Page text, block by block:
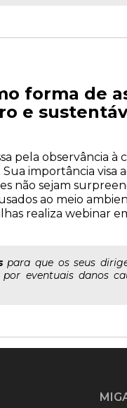
forma de
e
pela observância
importância visa
não sejam
ao meio
realiza webinar
para que os seus
eventuais danos